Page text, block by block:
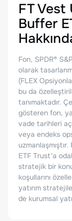
FT Vest
Buffer
Fon, SPDR®
olarak
(FLEX
bu da
tanımaktadır.
gösteren fon,
vade tarihleri
veya endeks
ETF Trust'a
stratejik bir
koşullarını
yatırım
de kurumsal